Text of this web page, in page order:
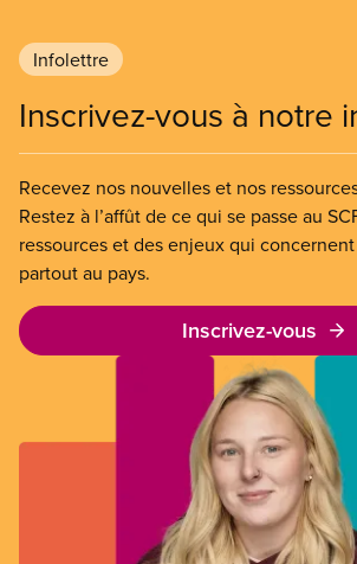
Infolettre
Inscrivez-vous à notre
Recevez nos nouvelles et nos
Restez à l’affût de ce qui se passe au
ressources et des enjeux qui
partout au pays.
Inscrivez-vous